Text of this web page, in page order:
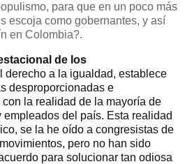
para que en un poco más
escoja como gobernantes, y así
en Colombia?.
de los
derecho a la igualdad, establece
desproporcionadas e
la realidad de la mayoría de
empleados del país. Esta realidad
se la he oído a congresistas de
pero no han sido
para solucionar tan odiosa